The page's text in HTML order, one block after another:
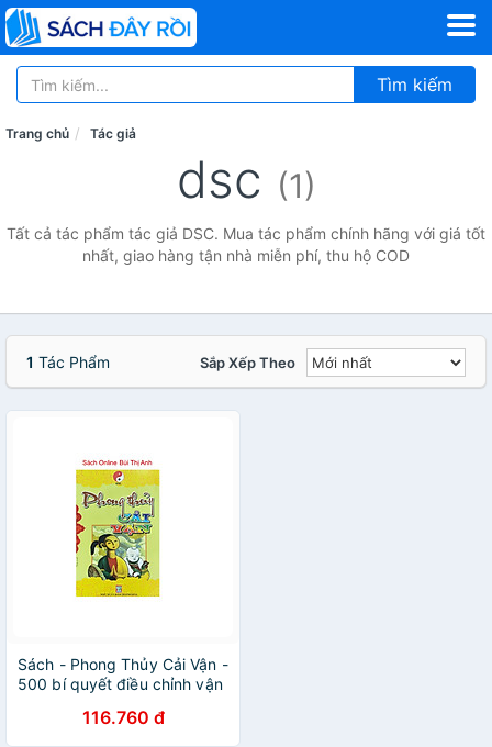
Tìm kiếm
Trang chủ Tác giả
dsc (1)
Tất cả tác phẩm tác giả DSC. Mua tác phẩm chính hãng với giá tốt
nhất, giao hàng tận nhà miễn phí, thu hộ COD
1 Tác Phẩm Sắp Xếp Theo
Sách - Phong Thủy Cải Vận -
500 bí quyết điều chỉnh vận
116.760 đ